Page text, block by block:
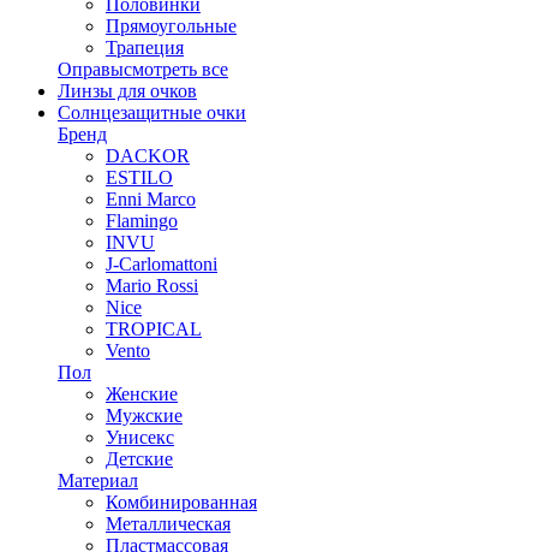
Прямоугольные
Трапеция
Оправысмотреть все
Линзы для очков
Солнцезащитные очки
Бренд
DACKOR
ESTILO
Enni Marco
Flamingo
INVU
J-Carlomattoni
Mario Rossi
Nice
TROPICAL
Vento
Пол
Женские
Мужские
Унисекс
Детские
Материал
Комбинированная
Металлическая
Пластмассовая